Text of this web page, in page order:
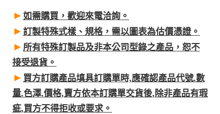
► 如需購買，歡迎來電洽詢。
► 訂製特殊式樣、規格，需以圖表為估價憑證。
► 所有特殊訂製品及非本公司型錄之產品，恕不
接受退貨。
► 買方訂購產品填具訂購單時,應確認產品代號.數
量.色澤.價格,賣方依本訂購單交貨後,除非產品有瑕
疵,買方不得拒收或要求。